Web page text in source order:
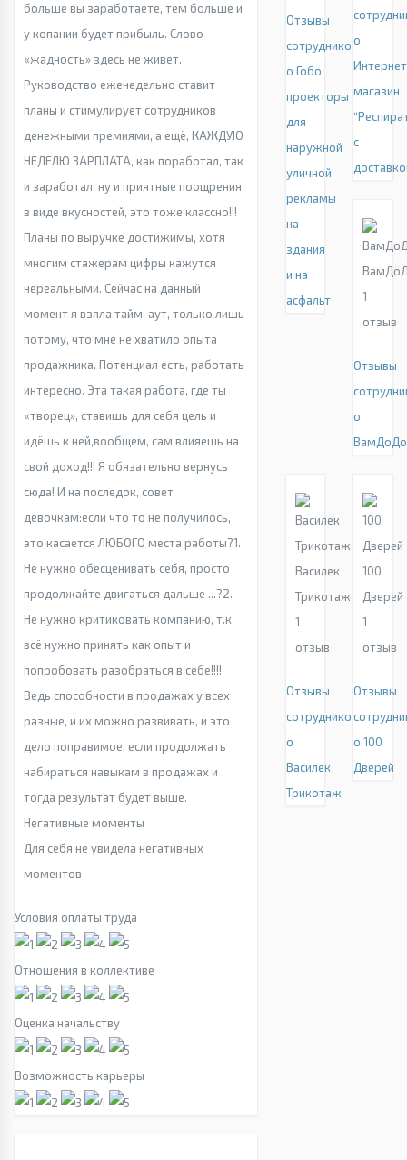
больше вы заработаете, тем больше и
у копании будет прибыль. Слово
«жадность» здесь не живет.
Руководство еженедельно ставит
планы и стимулирует сотрудников
денежными премиями, а ещё, КАЖДУЮ
НЕДЕЛЮ ЗАРПЛАТА, как поработал, так
и заработал, ну и приятные поощрения
в виде вкусностей, это тоже классно!!!
Планы по выручке достижимы, хотя
многим стажерам цифры кажутся
нереальными. Сейчас на данный
момент я взяла тайм-аут, только лишь
потому, что мне не хватило опыта
продажника. Потенциал есть, работать
интересно. Эта такая работа, где ты
«творец», ставишь для себя цель и
идёшь к ней,вообщем, сам влияешь на
свой доход!!! Я обязательно вернусь
сюда! И на последок, совет
девочкам:если что то не получилось,
это касается ЛЮБОГО места работы?1.
Не нужно обесценивать себя, просто
продолжайте двигаться дальше ...?2.
Не нужно критиковать компанию, т.к
всё нужно принять как опыт и
попробовать разобраться в себе!!!!
Ведь способности в продажах у всех
разные, и их можно развивать, и это
дело поправимое, если продолжать
набираться навыкам в продажах и
тогда результат будет выше.
Негативные моменты
Для себя не увидела негативных
моментов
Условия оплаты труда
Отношения в коллективе
Оценка начальству
Возможность карьеры
Отзывы
сотрудников
о Гобо
проекторы
для
наружной
уличной
рекламы
на
здания
и на
асфальт
о
магазин
с
1
отзыв
Отзывы
о
Василек
Трикотаж
1
отзыв
Отзывы
сотрудников
о
Василек
Трикотаж
100
Дверей
1
отзыв
Отзывы
о 100
Дверей